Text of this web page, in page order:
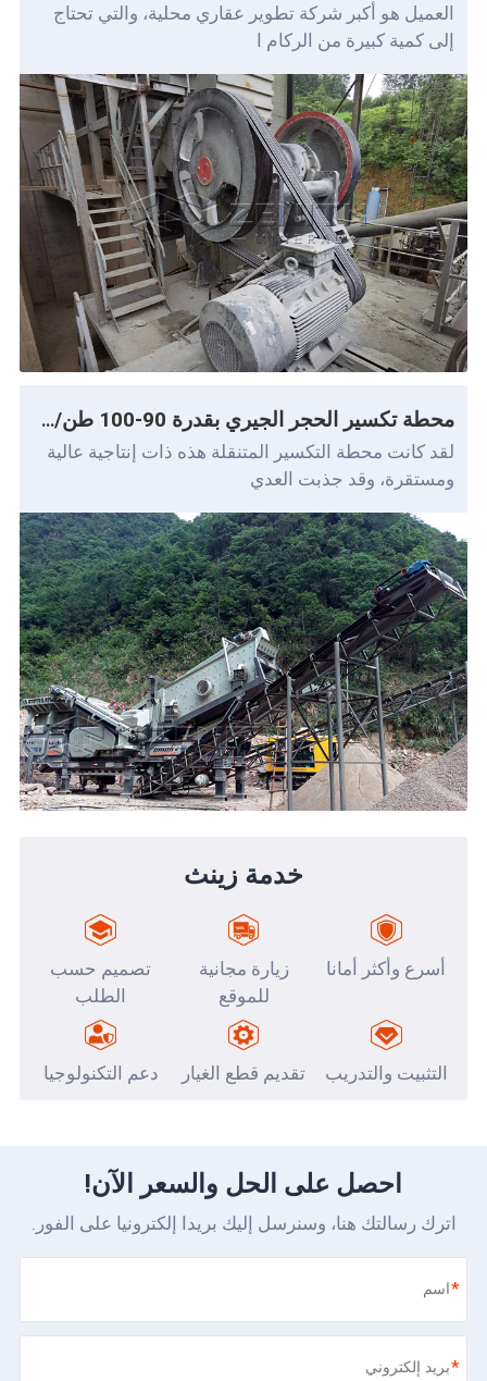
العميل هو أكبر شركة تطوير عقاري محلية، والتي تحتاج
إلى كمية كبيرة من الركام ا
محطة تكسير الحجر الجيري بقدرة 90-100 طن/ساعة
لقد كانت محطة التكسير المتنقلة هذه ذات إنتاجية عالية
ومستقرة، وقد جذبت العدي
خدمة زينث
أسرع وأكثر أمانا
زيارة مجانية
للموقع
تصميم حسب
الطلب
التثبيت والتدريب تقديم قطع الغيار دعم التكنولوجيا
احصل على الحل والسعر الآن!
اترك رسالتك هنا، وسنرسل إليك بريدا إلكترونيا على الفور.
*
*